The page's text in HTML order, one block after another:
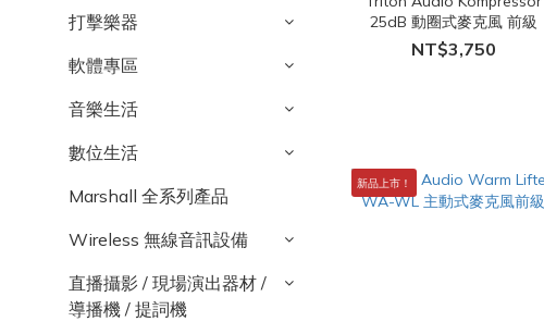
打擊樂器
軟體專區
音樂生活
數位生活
Marshall 全系列產品
Wireless 無線音訊設備
直播攝影 / 現場演出器材 /
導播機 / 提詞機
25dB 動圈式麥克風 前級
NT$3,750
新品上市！